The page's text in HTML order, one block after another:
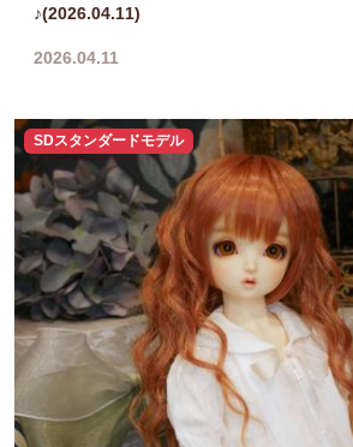
♪(2026.04.11)
2026.04.11
SDスタンダードモデル